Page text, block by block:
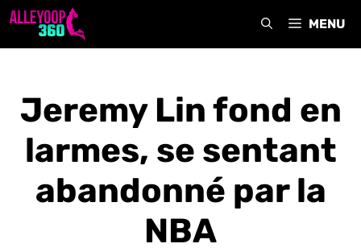
Aller
MENU
Jeremy Lin fond en
larmes, se sentant
abandonné par la
NBA